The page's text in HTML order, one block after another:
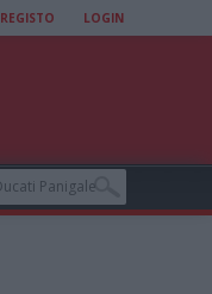
REGISTO LOGIN